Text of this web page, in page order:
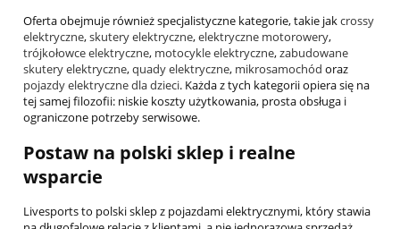
Oferta obejmuje również specjalistyczne kategorie, takie jakcrossy
elektryczne,skutery elektryczne,elektryczne motorowery,
trójkołowce elektryczne, motocykle elektryczne,zabudowane
skutery elektryczne,quady elektryczne, mikrosamochód oraz
pojazdy elektryczne dla dzieci. Każda z tych kategorii opiera się na
tej samej filozofii: niskie koszty użytkowania, prosta obsługa i
ograniczone potrzeby serwisowe.
Postaw na polski sklep i realne
wsparcie
Livesports to polski sklep z pojazdami elektrycznymi, który stawia